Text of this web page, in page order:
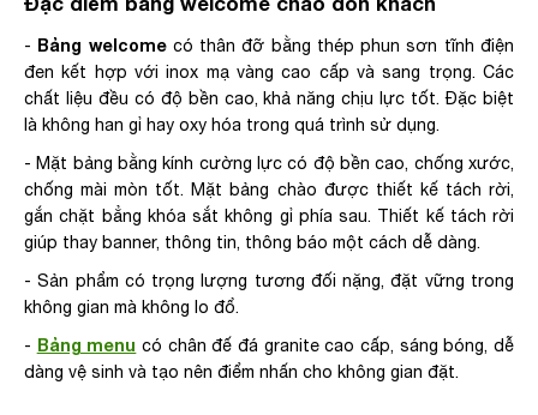
- Bảng welcomecó thân đỡ bằng thép phun sơn tĩnh điện
đen kết hợp với inox mạ vàng cao cấp và sang trọng. Các
chất liệu đều có độ bền cao, khả năng chịu lực tốt. Đặc biệt
là không han gỉ hay oxy hóa trong quá trình sử dụng.
- Mặt bảng bằng kính cường lực có độ bền cao, chống xước,
chống mài mòn tốt. Mặt bảng chào được thiết kế tách rời,
gắn chặt bẳng khóa sắt không gỉ phía sau. Thiết kế tách rời
giúp thay banner, thông tin, thông báo một cách dễ dàng.
- Sản phẩm có trọng lượng tương đối nặng, đặt vững trong
không gian mà không lo đổ.
- Bảng menu có chân đế đá granite cao cấp, sáng bóng, dễ
dàng vệ sinh và tạo nên điểm nhấn cho không gian đặt.